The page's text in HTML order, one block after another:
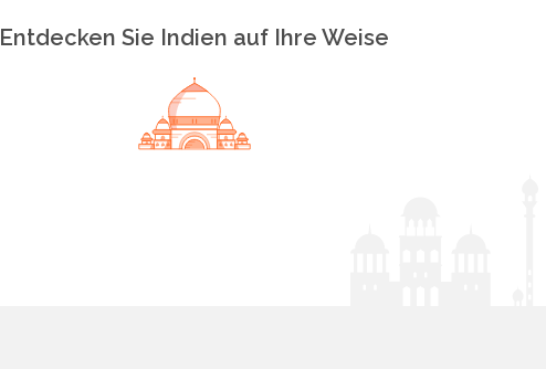
Entdecken Sie Indien auf Ihre Weise